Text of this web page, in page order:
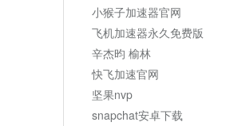
小猴子加速器官网
飞机加速器永久免费版
辛杰昀 榆林
快飞加速官网
坚果nvp
snapchat安卓下载